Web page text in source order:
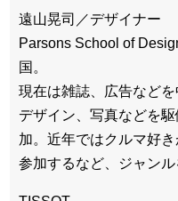
遠山晃司／デザイナー
Parsons School of
国。
現在は雑誌、広告など
デザイン、写真などを
加。近年ではクルマ好
参加するなど、ジャンル